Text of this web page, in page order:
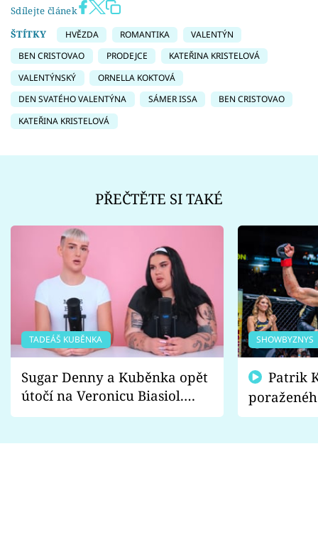
Sdílejte článek
ŠTÍTKY
HVĚZDA ROMANTIKA
VALENTÝN
BEN CRISTOVAO
PRODEJCE
KATEŘINA KRISTELOVÁ
VALENTÝNSKÝ
ORNELLA KOKTOVÁ
DEN SVATÉHO VALENTÝNA
SÁMER ISSA
BEN CRISTOVAO
KATEŘINA KRISTELOVÁ
PŘEČTĚTE SI TAKÉ
TADEÁŠ KUBĚNKA
Sugar Denny a Kuběnka opět
útočí na Veronicu Biasiol.
Proč je podle nich falešná a
SHOWBYZNYS
fanoušci